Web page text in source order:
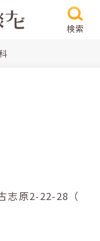
検索
江市古志原2-22-28（